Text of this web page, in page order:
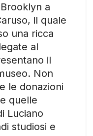
a
il quale
una ricca
al
il
Non
le donazioni
quelle
Luciano
studiosi e